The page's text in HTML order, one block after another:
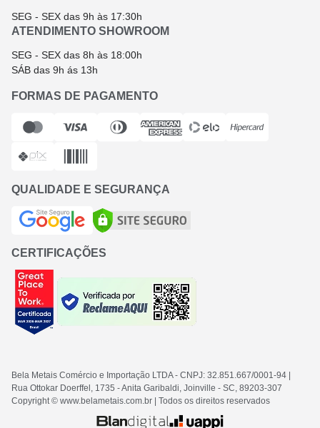
SEG - SEX das 9h às 17:30h
ATENDIMENTO SHOWROOM
SEG - SEX das 8h às 18:00h
SÁB das 9h ás 13h
FORMAS DE PAGAMENTO
QUALIDADE E SEGURANÇA
CERTIFICAÇÕES
Bela Metais Comércio e Importação LTDA- CNPJ: 32.851.667/0001-94
Rua Ottokar Doerffel, 1735 - Anita Garibaldi, Joinville - SC, 89203-307
Copyright © www.belametais.com.br | Todos os direitos reservados